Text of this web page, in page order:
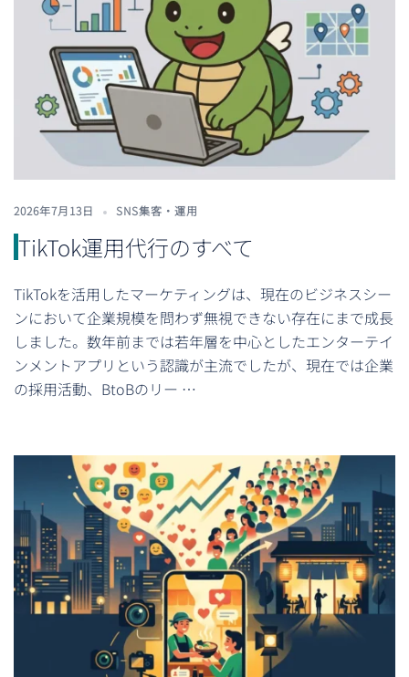
2026年7月13日 SNS集客・運用
TikTok運用代行のすべて
TikTokを活用したマーケティングは、現在のビジネスシー
ンにおいて企業規模を問わず無視できない存在にまで成長
しました。数年前までは若年層を中心としたエンターテイ
ンメントアプリという認識が主流でしたが、現在では企業
の採用活動、BtoBのリー …